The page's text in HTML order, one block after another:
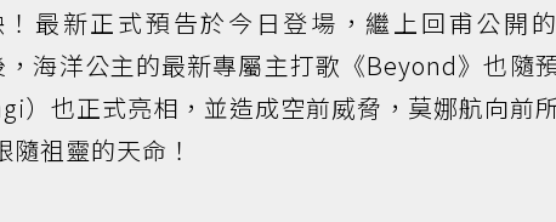
！最新正式預告於今日登場，繼上回甫公開
海洋公主的最新專屬主打歌《Beyond》也隨
）也正式亮相，並造成空前威脅，莫娜航向前
隨祖靈的天命！